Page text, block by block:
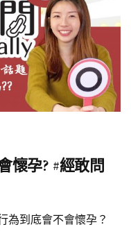
懷孕? #經敢問
為到底會不會懷孕？